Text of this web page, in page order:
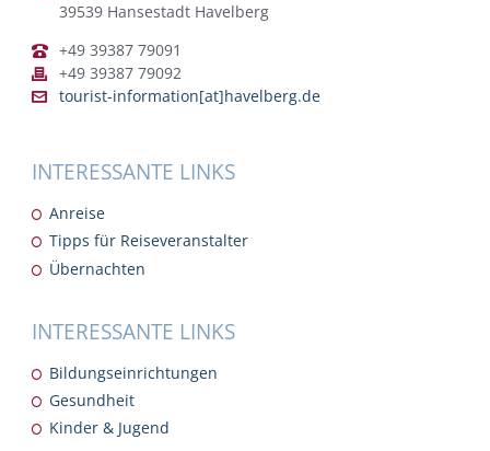
39539 Hansestadt Havelberg
+49 39387 79091
+49 39387 79092
tourist-information[at]havelberg.de
INTERESSANTE LINKS
Anreise
Tipps für Reiseveranstalter
Übernachten
INTERESSANTE LINKS
Bildungseinrichtungen
Gesundheit
Kinder & Jugend